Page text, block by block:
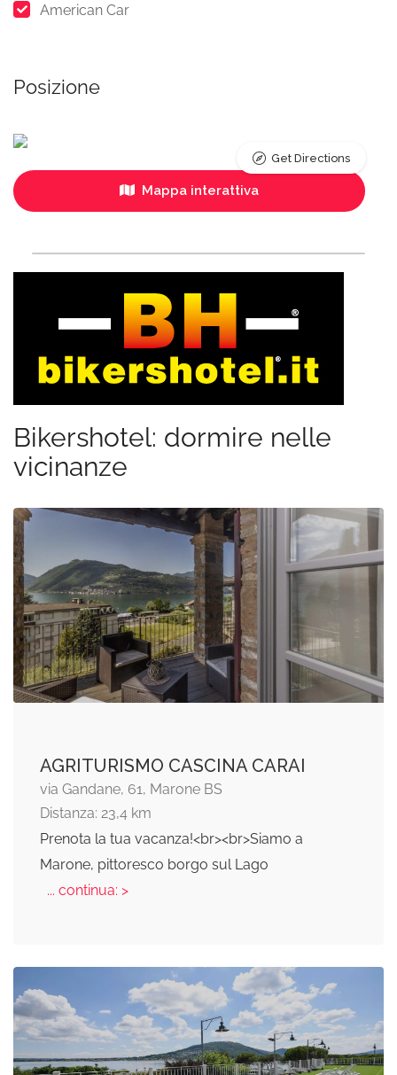
American Car
Posizione
Mappa interattiva
Get Directions
Bikershotel: dormire nelle
vicinanze
AGRITURISMO CASCINA CARAI
via Gandane, 61, Marone BS
Distanza: 23,4 km
Prenota la tua vacanza!<br><br>Siamo a
Marone, pittoresco borgo sul Lago
... continua: >